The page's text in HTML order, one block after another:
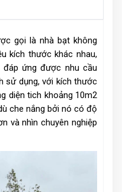
gọi là nhà bạt không
kích thước khác nhau,
ứng được nhu cầu
sử dụng, với kích thước
diện tich khoảng 10m2
che nắng bởi nó có độ
và nhìn chuyên nghiệp